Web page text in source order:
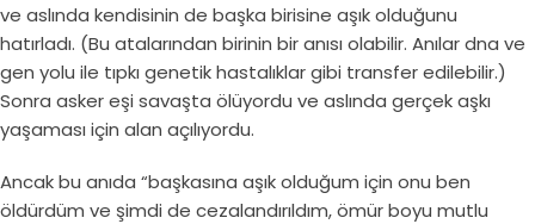
ve aslında kendisinin de başka birisine aşık olduğunu
hatırladı. (Bu atalarından birinin bir anısı olabilir. Anılar dna ve
gen yolu ile tıpkı genetik hastalıklar gibi transfer edilebilir.)
Sonra asker eşi savaşta ölüyordu ve aslında gerçek aşkı
yaşaması için alan açılıyordu.
Ancak bu anıda “başkasına aşık olduğum için onu ben
öldürdüm ve şimdi de cezalandırıldım, ömür boyu mutlu